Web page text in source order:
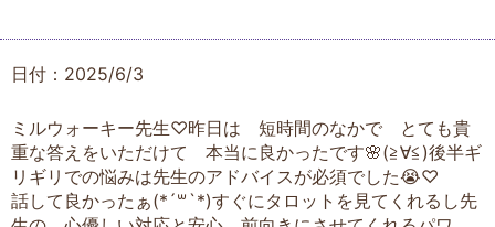
日付：2025/6/3
ミルウォーキー先生♡昨日は 短時間のなかで とても貴
重な答えをいただけて 本当に良かったです🌸(≧∀≦)後半ギ
リギリでの悩みは先生のアドバイスが必須でした😭♡
話して良かったぁ(*´꒳`*)すぐにタロットを見てくれるし先